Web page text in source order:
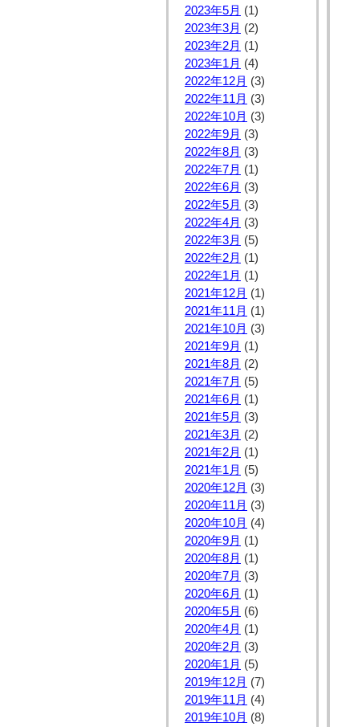
2023年5月 (1)
2023年3月 (2)
2023年2月 (1)
2023年1月 (4)
2022年12月 (3)
2022年11月 (3)
2022年10月 (3)
2022年9月 (3)
2022年8月 (3)
2022年7月 (1)
2022年6月 (3)
2022年5月 (3)
2022年4月 (3)
2022年3月 (5)
2022年2月 (1)
2022年1月 (1)
2021年12月 (1)
2021年11月 (1)
2021年10月 (3)
2021年9月 (1)
2021年8月 (2)
2021年7月 (5)
2021年6月 (1)
2021年5月 (3)
2021年3月 (2)
2021年2月 (1)
2021年1月 (5)
2020年12月 (3)
2020年11月 (3)
2020年10月 (4)
2020年9月 (1)
2020年8月 (1)
2020年7月 (3)
2020年6月 (1)
2020年5月 (6)
2020年4月 (1)
2020年2月 (3)
2020年1月 (5)
2019年12月 (7)
2019年11月 (4)
2019年10月 (8)